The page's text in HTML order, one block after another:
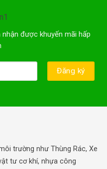
được khuyến mãi hấp
trường như Thùng Rác, Xe
tư cơ khí, nhựa công